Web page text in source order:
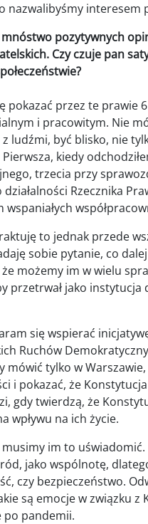
nazwalibyśmy interesem
pozytywnych
Czy czuje pan
pokazać przez te prawie
i pracowitym. Nie
z ludźmi, być blisko, nie
Pierwsza, kiedy
trzecia przy
Rzecznika
wspaniałych
to jednak przede
sobie pytanie, co
możemy im w wielu
przetrwał jako
się wspierać
Ruchów
mówić tylko w
i pokazać, że
gdy twierdzą, że
wpływu na ich życie.
musimy im to
jako wspólnotę,
czy bezpieczeństwo.
są emocje w związku
po pandemii.